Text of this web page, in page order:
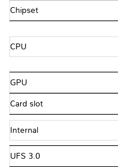
Chipset
CPU
GPU
Card slot
Internal
UFS 3.0